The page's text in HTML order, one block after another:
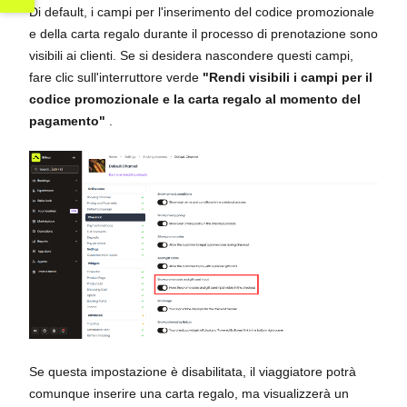
Di default, i campi per l'inserimento del codice promozionale
e della carta regalo durante il processo di prenotazione sono
visibili ai clienti. Se si desidera nascondere questi campi,
fare clic sull'interruttore verde "Rendi visibili i campi per il
codice promozionale e la carta regalo al momento del
pagamento"
Se questa impostazione è disabilitata, il viaggiatore potrà
comunque inserire una carta regalo, ma visualizzerà un